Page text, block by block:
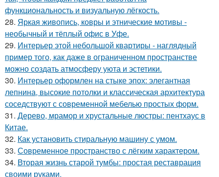
функциональность и визуальную лёгкость.
28. Яркая живопись, ковры и этнические мотивы -
необычный и тёплый офис в Уфе.
29. Интерьер этой небольшой квартиры - наглядный
пример того, как даже в ограниченном пространстве
можно создать атмосферу уюта и эстетики.
30. Интерьер оформлен на стыке эпох: элегантная
лепнина, высокие потолки и классическая архитектура
соседствуют с современной мебелью простых форм.
31. Дерево, мрамор и хрустальные люстры: пентхаус в
Китае.
32. Как установить стиральную машину с умом.
33. Современное пространство с лёгким характером.
34. Вторая жизнь старой тумбы: простая реставрация
своими руками.